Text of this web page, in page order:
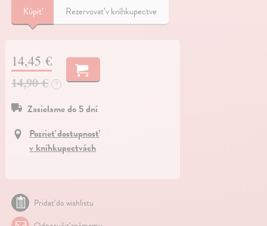
Kúpiť Rezervovať v kníhkupectve
14,45 €
14,90 € ?
Zasielame do 5 dní
Pozrieť dostupnosť
v kníhkupectvách
Pridať do wishlistu